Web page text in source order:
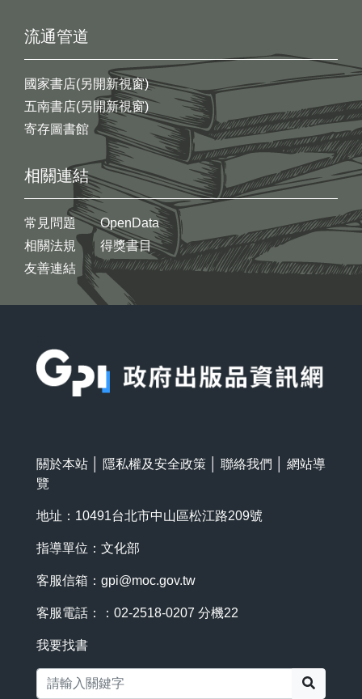
流通管道
國家書店(另開新視窗)
五南書店(另開新視窗)
寄存圖書館
相關連結
常見問題
相關法規
友善連結
OpenData
得獎書目
關於本站 隱私權及安全政策 聯絡我們
網站導
覽
地址：10491台北市中山區松江路209號
指導單位：文化部
客服信箱： gpi@moc.gov.tw
客服電話：：02-2518-0207 分機22
我要找書